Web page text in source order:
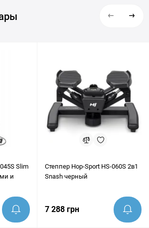
Харьков и любые другие населенные
товар идеально подходит под ваши цели.
Slim
и
Степпер Hop-Sport HS-060S 2в1
Snash черный
7 288 грн